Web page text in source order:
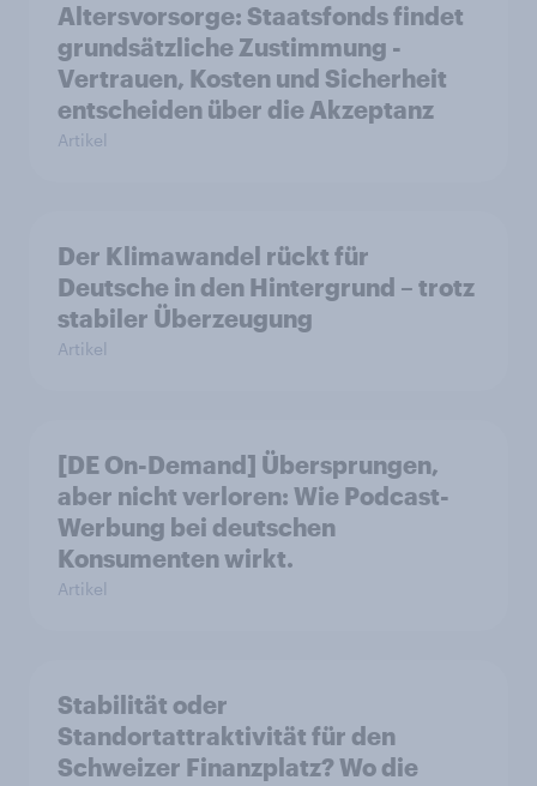
Altersvorsorge: Staatsfonds findet
grundsätzliche Zustimmung -
Vertrauen, Kosten und Sicherheit
entscheiden über die Akzeptanz
Artikel
Der Klimawandel rückt für
Deutsche in den Hintergrund – trotz
stabiler Überzeugung
Artikel
[DE On-Demand] Übersprungen,
aber nicht verloren: Wie Podcast-
Werbung bei deutschen
Konsumenten wirkt.
Artikel
Stabilität oder
Standortattraktivität für den
Schweizer Finanzplatz? Wo die